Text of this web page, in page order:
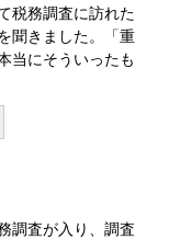
税務調査に訪れた
聞きました。「重
当にそういったも
調査が入り、調査